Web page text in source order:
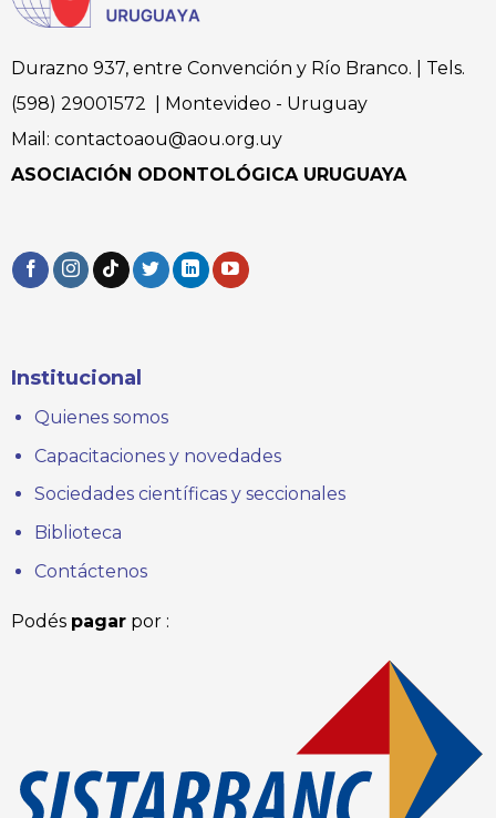
Durazno 937, entre Convención y Río Branco. | Tels.
(598) 29001572 | Montevideo - Uruguay
Mail: contactoaou@aou.org.uy
ASOCIACIÓN ODONTOLÓGICA URUGUAYA
Institucional
Quienes somos
Capacitaciones y novedades
Sociedades científicas y seccionales
Biblioteca
Contáctenos
Podés pagarpor :